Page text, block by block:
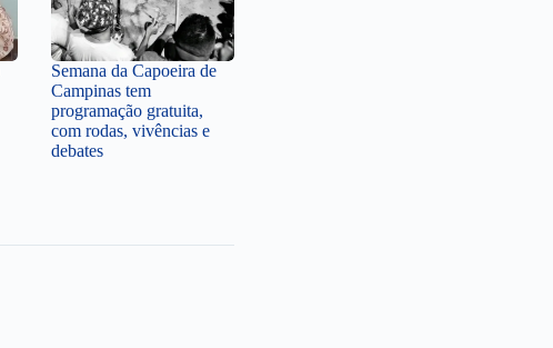
Semana da Capoeira de
Campinas tem
programação gratuita,
com rodas, vivências e
debates